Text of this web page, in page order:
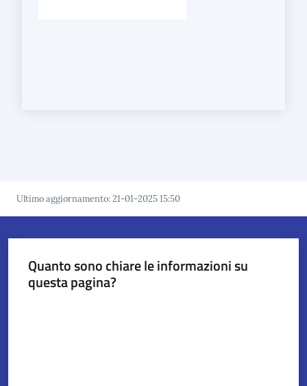
Ultimo aggiornamento:21-01-2025 15:50
Quanto sono chiare le informazioni su
questa pagina?